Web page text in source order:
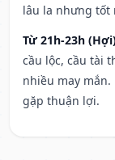
lâu la nhưng tốt
Từ 21h-23h
cầu lộc, cầu tài
nhiều may
gặp thuận lợi.